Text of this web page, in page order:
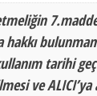
hakkı
tarihi
ve